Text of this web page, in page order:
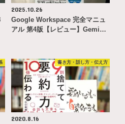
2025.10.26
Google Workspace 完全マニュ
アル 第4版【レビュー】Gemi…
書き方・話し方・伝え方
2020.8.16